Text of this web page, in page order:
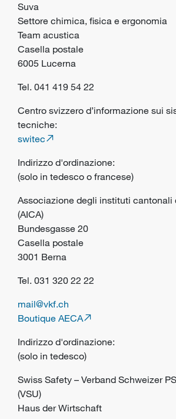
Suva
Settore chimica, fisica e ergonomia
Team acustica
Casella postale
6005 Lucerna
Tel. 041 419 54 22
Centro svizzero d’informazione sui
tecniche:
switec
Indirizzo d'ordinazione:
(solo in tedesco o francese)
Associazione degli instituti cantonali
(AICA)
Bundesgasse 20
Casella postale
3001 Berna
Tel. 031 320 22 22
mail@vkf.ch
Boutique AECA
Indirizzo d'ordinazione:
(solo in tedesco)
Swiss Safety – Verband Schweizer
(VSU)
Haus der Wirtschaft